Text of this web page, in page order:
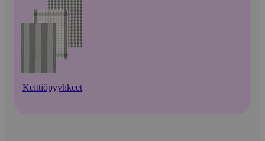
Keittiöpyyhkeet